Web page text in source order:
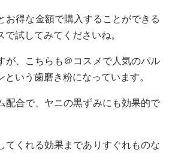
お得な金額で購入することができる
試してみてくださいね。
が、こちらも＠コスメで人気のパル
いう歯磨き粉になっています。
配合で、ヤニの黒ずみにも効果的で
てくれる効果までありすぐれものな